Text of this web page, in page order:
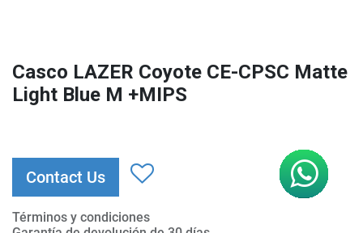
Casco LAZER Coyote CE-CPSC Matte
Light Blue M +MIPS
Contact Us
Términos y condiciones